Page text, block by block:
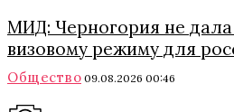
МИД: Черногория не дала
визовому режиму для
Общество 09.08.2026 00:46